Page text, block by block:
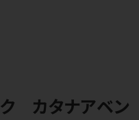
カタナアベン